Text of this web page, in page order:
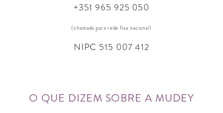
+351 965 925 050
(chamada para rede fixa nacional)
NIPC 515 007 412
O QUE DIZEM SOBRE A MUDEY